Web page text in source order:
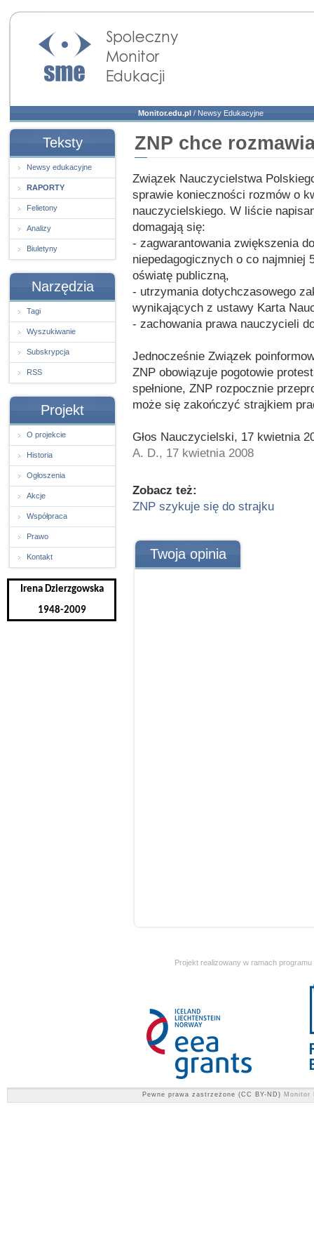
Społeczny Monitor
Edukacji
Monitor.edu.pl / Newsy Edukacyjne
Teksty
Newsy edukacyjne
RAPORTY
Felietony
Analizy
Biuletyny
Narzędzia
Tagi
Wyszukiwanie
Subskrypcja
RSS
Projekt
O projekcie
Historia
Ogłoszenia
Akcje
Współpraca
Prawo
Kontakt
Irena Dzierzgowska
1948-2009
ZNP chce
Związek Nauczycielstwa
sprawie konieczności rozmów o
nauczycielskiego. W liście
domagają się:
- zagwarantowania zwiększenia
niepedagogicznych o co najmniej
oświatę publiczną,
- utrzymania dotychczasowego
wynikających z ustawy Karta
- zachowania prawa nauczycieli
Jednocześnie Związek
ZNP obowiązuje pogotowie
spełnione, ZNP rozpocznie
może się zakończyć strajkiem
Głos Nauczycielski, 17 kwietnia
A. D., 17 kwietnia 2008
Zobacz też:
ZNP szykuje się do strajku
Twoja opinia
Projekt realizowany w ramach
Pewne prawa zastrzeżone (CC BY-ND) Monitor